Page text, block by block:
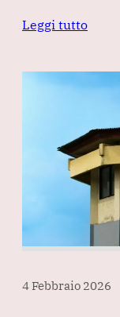
Leggi tutto
4 Febbraio 2026